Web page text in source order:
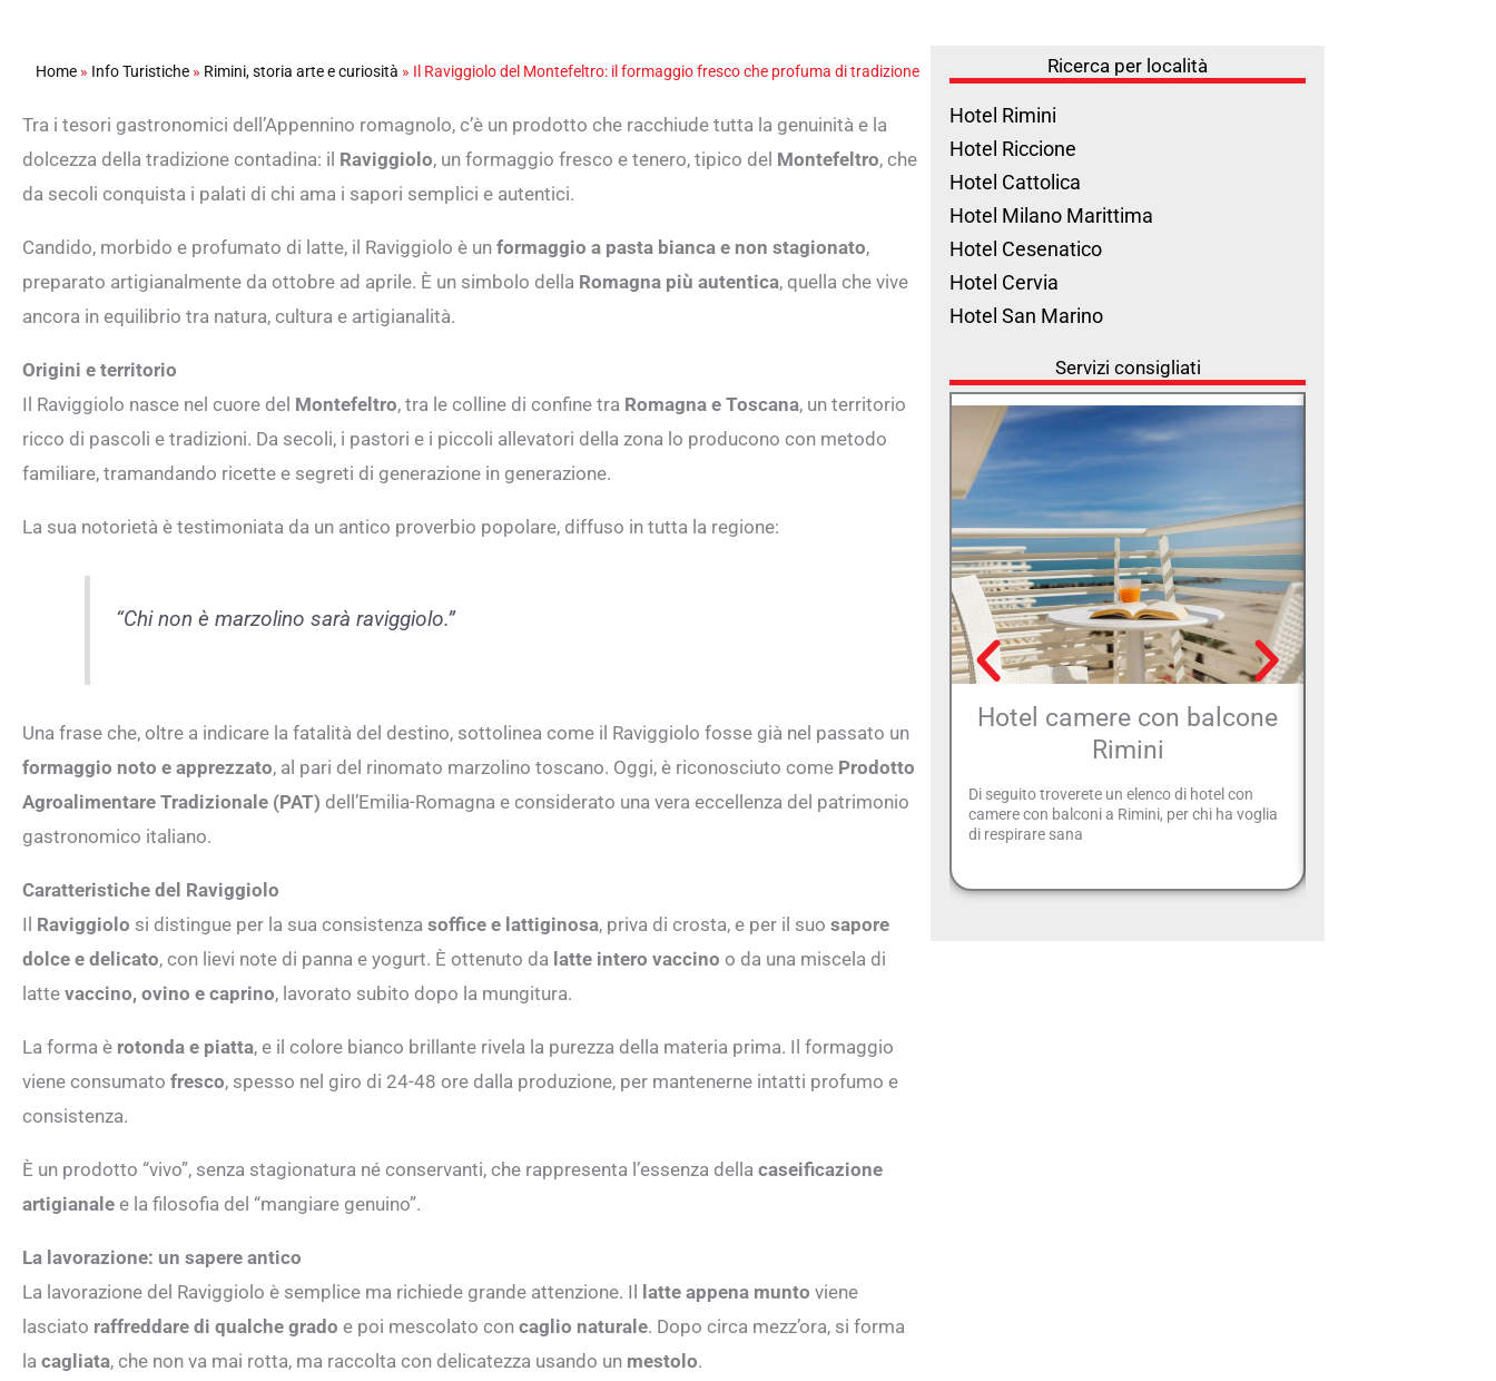
Home » Info Turistiche » Rimini, storia arte e curiosità » Il Raviggiolo del Montefeltro: il formaggio fresco che profuma di tradizione
Tra i tesori gastronomici dell’Appennino romagnolo, c’è un prodotto che racchiude tutta la genuinità e la
dolcezza della tradizione contadina: il Raviggiolo, un formaggio fresco e tenero, tipico del Montefeltro, che
da secoli conquista i palati di chi ama i sapori semplici e autentici.
Candido, morbido e profumato di latte, il Raviggiolo è un formaggio a pasta bianca e non stagionato,
preparato artigianalmente da ottobre ad aprile. È un simbolo della Romagna più autentica, quella che vive
ancora in equilibrio tra natura, cultura e artigianalità.
Origini e territorio
Il Raviggiolo nasce nel cuore del Montefeltro, tra le colline di confine tra Romagna e Toscana, un territorio
ricco di pascoli e tradizioni. Da secoli, i pastori e i piccoli allevatori della zona lo producono con metodo
familiare, tramandando ricette e segreti di generazione in generazione.
La sua notorietà è testimoniata da un antico proverbio popolare, diffuso in tutta la regione:
“Chi non è marzolino sarà raviggiolo.”
Una frase che, oltre a indicare la fatalità del destino, sottolinea come il Raviggiolo fosse già nel passato un
formaggio noto e apprezzato, al pari del rinomato marzolino toscano. Oggi, è riconosciuto come Prodotto
Agroalimentare Tradizionale (PAT) dell’Emilia-Romagna e considerato una vera eccellenza del patrimonio
gastronomico italiano.
Caratteristiche del Raviggiolo
Il Raviggiolo si distingue per la sua consistenza soffice e lattiginosa, priva di crosta, e per il suo sapore
dolce e delicato, con lievi note di panna e yogurt. È ottenuto da latte intero vaccino o da una miscela di
latte vaccino, ovino e caprino, lavorato subito dopo la mungitura.
La forma è rotonda e piatta, e il colore bianco brillante rivela la purezza della materia prima. Il formaggio
viene consumato fresco, spesso nel giro di 24-48 ore dalla produzione, per mantenerne intatti profumo e
consistenza.
È un prodotto “vivo”, senza stagionatura né conservanti, che rappresenta l’essenza della caseificazione
artigianale e la filosofia del “mangiare genuino”.
La lavorazione: un sapere antico
La lavorazione del Raviggiolo è semplice ma richiede grande attenzione. Il latte appena munto viene
lasciato raffreddare di qualche grado e poi mescolato con caglio naturale. Dopo circa mezz’ora, si forma
la cagliata, che non va mai rotta, ma raccolta con delicatezza usando un mestolo.
Ricerca per località
Hotel Rimini
Hotel Riccione
Hotel Cattolica
Hotel Milano Marittima
Hotel Cesenatico
Hotel Cervia
Hotel San Marino
Servizi consigliati
Hotel camere con balcone
Rimini
Di seguito troverete un elenco di hotel con
camere con balconi a Rimini, per chi ha voglia
di respirare sana